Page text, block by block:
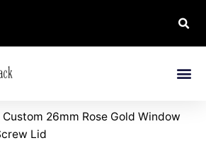
Custom 26mm Rose Gold Window
Lid